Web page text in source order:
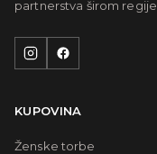
partnerstva širom regije.
KUPOVINA
Ženske torbe